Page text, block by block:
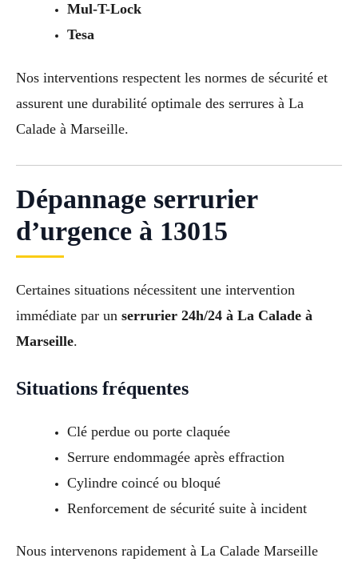
Mul-T-Lock
Tesa
Nos interventions respectent les normes de sécurité et
assurent une durabilité optimale des serrures à La
Calade à Marseille.
Dépannage serrurier
d’urgence à 13015
Certaines situations nécessitent une intervention
immédiate par un serrurier 24h/24 à La Calade à
Marseille.
Situations fréquentes
Clé perdue ou porte claquée
Serrure endommagée après effraction
Cylindre coincé ou bloqué
Renforcement de sécurité suite à incident
Nous intervenons rapidement à La Calade Marseille